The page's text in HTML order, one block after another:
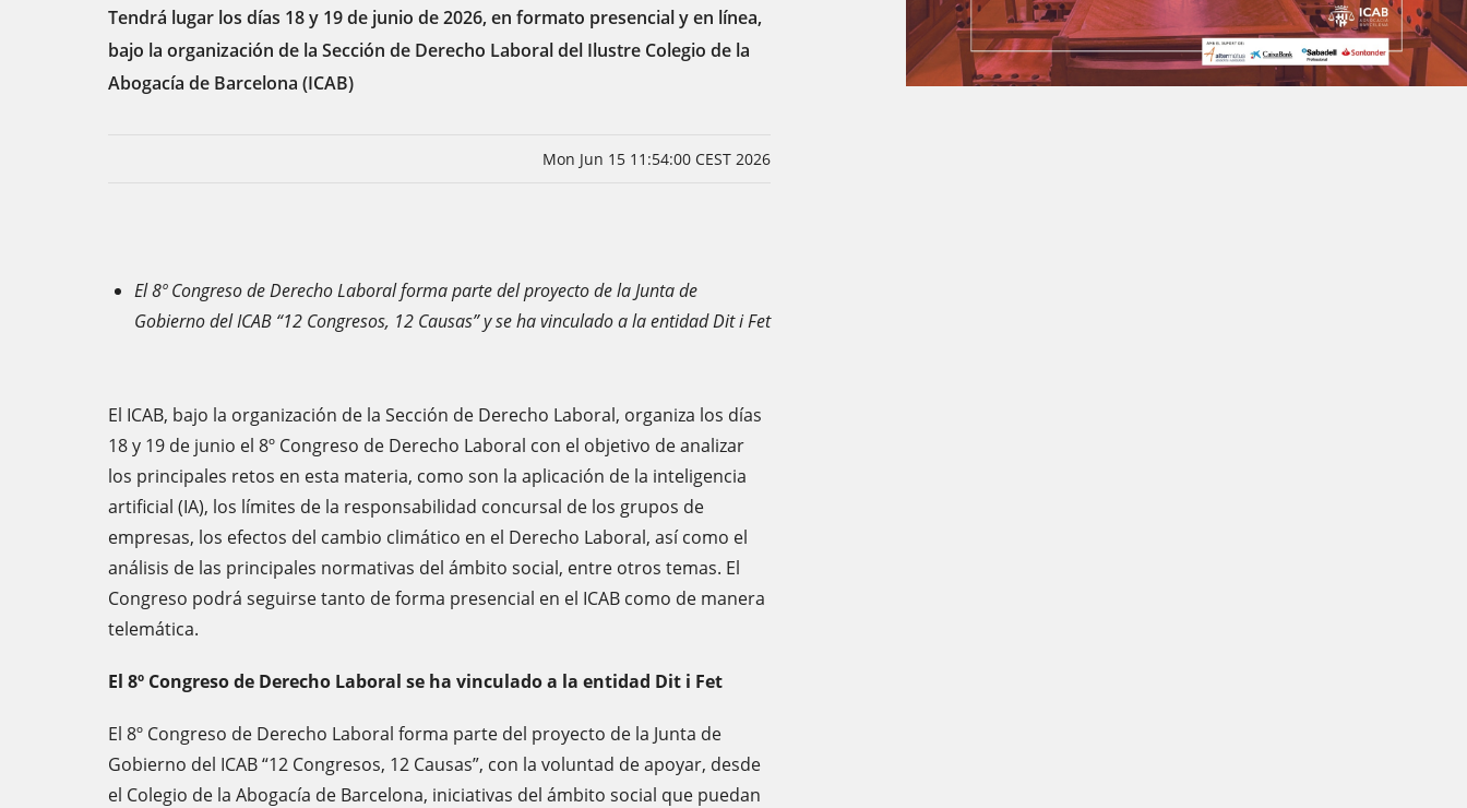
Tendrá lugar los días 18 y 19 de junio de 2026, en formato presencial y en línea,
bajo la organización de la Sección de Derecho Laboral del Ilustre Colegio de la
Abogacía de Barcelona (ICAB)
Mon Jun 15 11:54:00 CEST 2026
El 8º Congreso de Derecho Laboral forma parte del proyecto de la Junta de
Gobierno del ICAB “12 Congresos, 12 Causas” y se ha vinculado a la entidad Dit i Fet
El ICAB, bajo la organización de la Sección de Derecho Laboral, organiza los días
18 y 19 de junio el 8º Congreso de Derecho Laboral con el objetivo de analizar
los principales retos en esta materia, como son la aplicación de la inteligencia
artificial (IA), los límites de la responsabilidad concursal de los grupos de
empresas, los efectos del cambio climático en el Derecho Laboral, así como el
análisis de las principales normativas del ámbito social, entre otros temas. El
Congreso podrá seguirse tanto de forma presencial en el ICAB como de manera
telemática.
El 8º Congreso de Derecho Laboral se ha vinculado a la entidad Dit i Fet
El 8º Congreso de Derecho Laboral forma parte del proyecto de la Junta de
Gobierno del ICAB “12 Congresos, 12 Causas”, con la voluntad de apoyar, desde
el Colegio de la Abogacía de Barcelona, iniciativas del ámbito social que puedan